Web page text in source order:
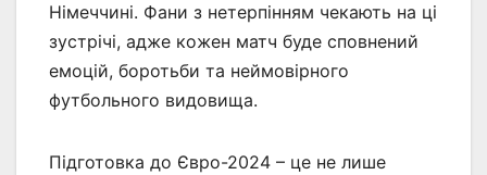
Німеччині. Фани з нетерпінням чекають на ці
зустрічі, адже кожен матч буде сповнений
емоцій, боротьби та неймовірного
футбольного видовища.
Підготовка до Євро-2024 – це не лише